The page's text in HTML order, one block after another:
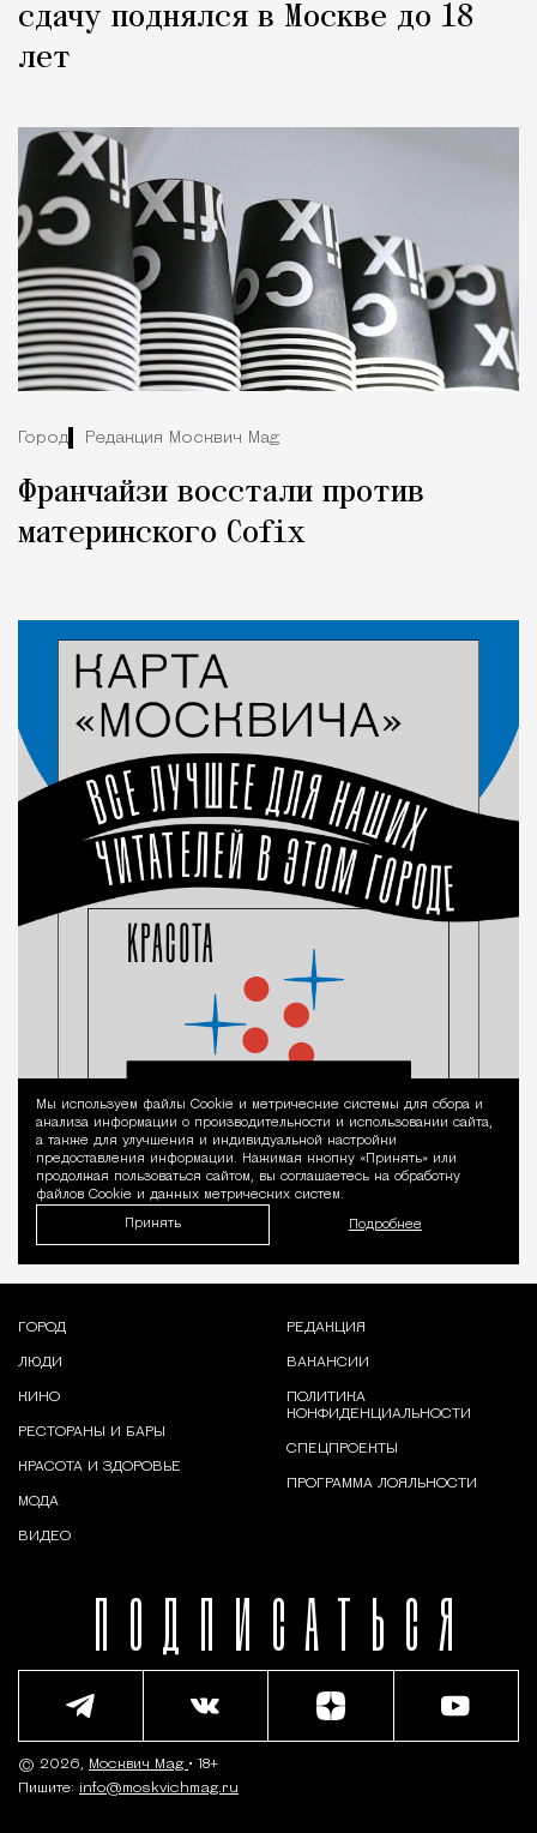
сдачу поднялся в Москве до 18
лет
Город Редакция Москвич Mag
Франчайзи восстали против
материнского Cofix
Уведомление
Мы используем файлы Сookie и метрические системы для сбора и
анализа информации о производительности и использовании сайта,
а также для улучшения и индивидуальной настройки
предоставления информации. Нажимая кнопку «Принять» или
продолжая пользоваться сайтом, вы соглашаетесь на обработку
файлов Cookie и данных метрических систем.
Принять Подробнее
ПОДПИСАТЬСЯ
ГОРОД
ЛЮДИ
КИНО
РЕСТОРАНЫ И БАРЫ
КРАСОТА И ЗДОРОВЬЕ
МОДА
ВИДЕО
РЕДАКЦИЯ
ВАКАНСИИ
ПОЛИТИКА
КОНФИДЕНЦИАЛЬНОСТИ
СПЕЦПРОЕКТЫ
ПРОГРАММА ЛОЯЛЬНОСТИ
© 2026, Москвич Mag • 18+
Пишите: info@moskvichmag.ru